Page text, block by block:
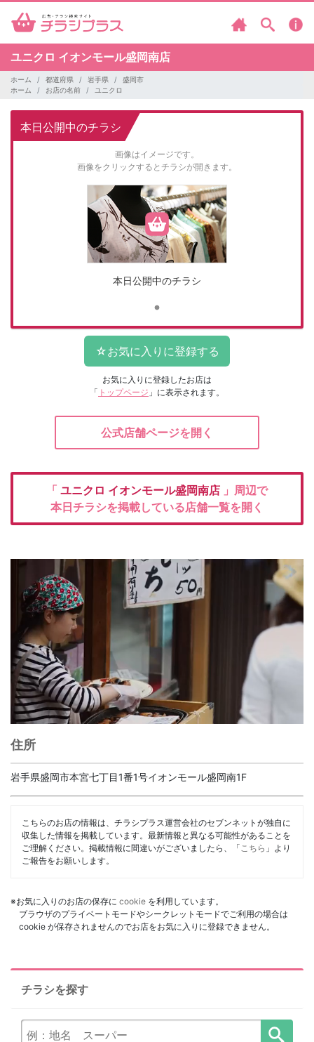
ユニクロ イオンモール盛岡南店
ホーム 都道府県 岩手県
盛岡市
ホーム
お店の名前 ユニクロ
本日公開中のチラシ
画像はイメージです。
画像をクリックするとチラシが開きます。
本日公開中のチラシ
お気に入りに登録したお店は
「 トップページ 」に表示されます。
公式店舗ページを開く
「 ユニクロ イオンモール盛岡南店 」周辺で
本日チラシを掲載している店舗一覧を開く
住所
岩手県盛岡市本宮七丁目1番1号イオンモール盛岡南1F
こちらのお店の情報は、チラシプラス運営会社のセブンネットが独自に
収集した情報を掲載しています。最新情報と異なる可能性があることを
ご理解ください。掲載情報に間違いがございましたら、「 こちら 」より
ご報告をお願いします。
※お気に入りのお店の保存に cookie を利用しています。
ブラウザのプライベートモードやシークレットモードでご利用の場合は
cookie が保存されませんのでお店をお気に入りに登録できません。
チラシを探す